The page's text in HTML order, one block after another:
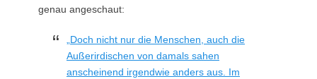
genau angeschaut:
„Doch nicht nur die Menschen, auch die
Außerirdischen von damals sahen
anscheinend irgendwie anders aus. Im